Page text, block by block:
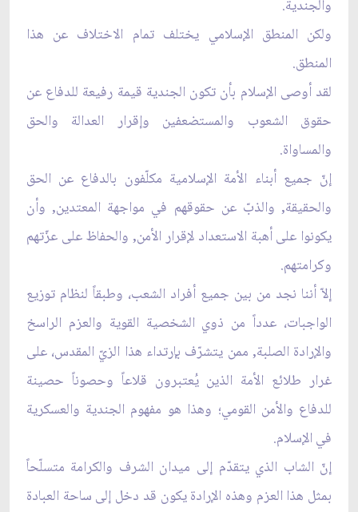
والجندية.
ولكن المنطق الإسلامي يختلف تمام الاختلاف عن هذا
المنطق.
لقد أوصى الإسلام بأن تكون الجندية قيمة رفيعة للدفاع عن
حقوق الشعوب والمستضعفين وإقرار العدالة والحق
والمساواة.
إنّ جميع أبناء الأمة الإسلامية مكلّفون بالدفاع عن الحق
والحقيقة, والذبّ عن حقوقهم في مواجهة المعتدين, وأن
يكونوا على أهبة الاستعداد لإقرار الأمن, والحفاظ على عزّتهم
وكرامتهم.
إلاّ أننا نجد من بين جميع أفراد الشعب، وطبقاً لنظام توزيع
الواجبات، عدداً من ذوي الشخصية القوية والعزم الراسخ
والإرادة الصلبة, ممن يتشرّف بإرتداء هذا الزيّ المقدس، على
غرار طلائع الأمة الذين يُعتبرون قلاعاً وحصوناً حصينة
للدفاع والأمن القومي؛ وهذا هو مفهوم الجندية والعسكرية
في الإسلام.
إنّ الشاب الذي يتقدّم إلى ميدان الشرف والكرامة متسلّحاً
بمثل هذا العزم وهذه الإرادة يكون قد دخل إلى ساحة العبادة